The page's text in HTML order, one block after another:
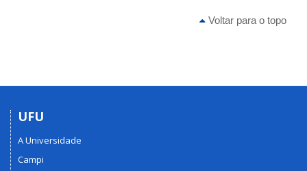
Voltar para o topo
UFU
A Universidade
Campi